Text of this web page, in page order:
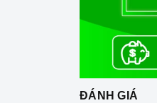
ĐÁNH GIÁ